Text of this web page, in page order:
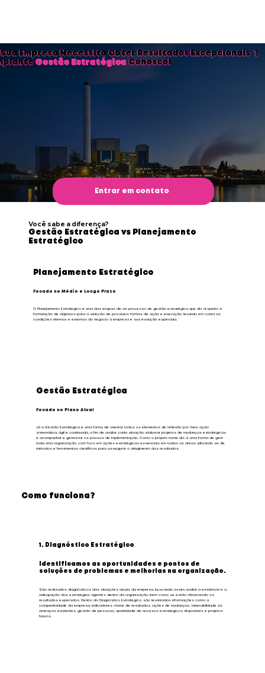
Sua Empresa Necessita Obter Resultados Excepcionais ?
Gestão Estratégica Conosco!
Entrar em contato
1. Diagnóstico Estratégico
Identificamos as oportunidades e pontos de
soluções de problemas e melhorias na organização.
São realizados diagnósticos das situações atuais da empresa, buscando assim avaliar a existência e a
adequação das estratégias vigentes dentro da organização, bem como se estão oferecendo os
resultados esperados. Dentro do Diagnóstico Estratégico, são levantadas informações como a
competitividade da empresa, indicadores chave de resultados, ações de mudanças, vulnerabilidade às
ameaças existentes, gestão de pessoas, quantidade de recursos estratégicos disponíveis e projetos
futuros.
Como funciona?
Você sabe a diferença?
Gestão Estratégica vs Planejamento
Estratégico
Planejamento Estratégico
Focado no Médio e Longo Prazo
O Planejamento Estratégico é uma das etapas de um processo de gestão estratégica que diz respeito à
formulação de objetivos para a seleção de possíveis formas de ação e execução, levando em conta as
condições internas e externas do negócio à empresa e sua evolução esperada.​
Gestão Estratégica
Focado no Plano Atual
Já a Gestão Estratégica é uma forma de orientar todos os elementos de reflexão por meio ação
sistemática, ágil e continuada, a fim de avaliar cada situação, elaborar projetos de mudanças estratégicas
e acompanhar e gerenciar os passos de implementação. Como o próprio nome diz, é uma forma de gerir
toda uma organização, com foco em ações estratégicas essenciais em todas as áreas utilizando se de
métodos e ferramentas científicas para assegurar o atingimento dos resultados.​